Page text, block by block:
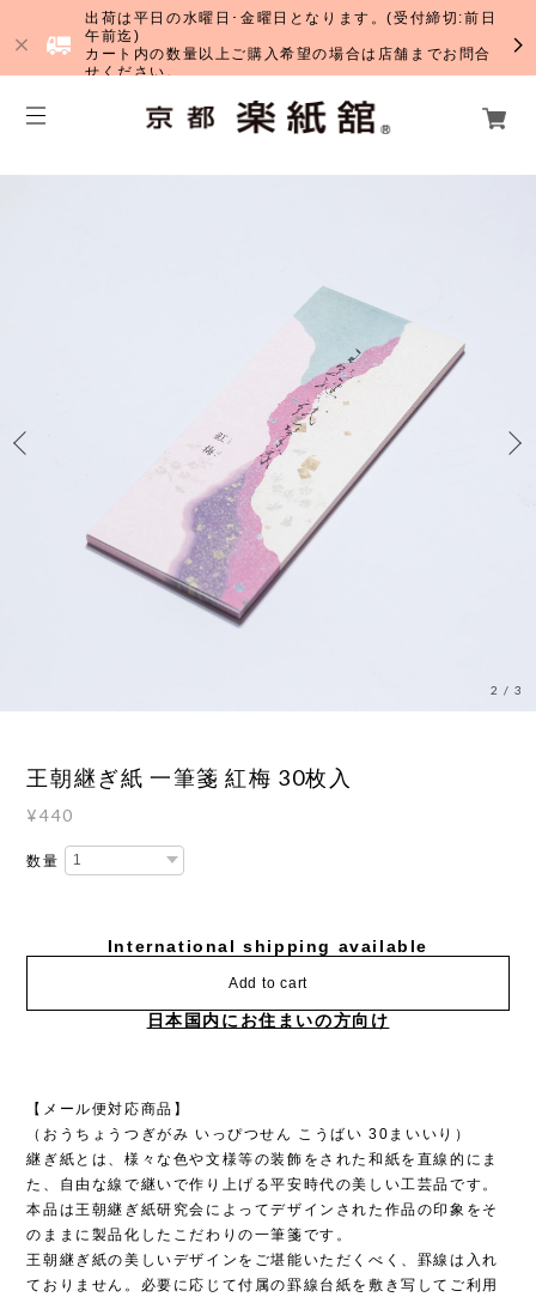
出荷は平日の水曜日･金曜日となります。(受付締切:前日
午前迄)
カート内の数量以上ご購入希望の場合は店舗までお問合
せください。
2 /3
王朝継ぎ紙 一筆箋 紅梅 30枚入
¥440
数量
International shipping available
Add to cart
日本国内にお住まいの方向け
【メール便対応商品】
（おうちょうつぎがみ いっぴつせん こうばい 30まいいり）
継ぎ紙とは、様々な色や文様等の装飾をされた和紙を直線的にま
た、自由な線で継いで作り上げる平安時代の美しい工芸品です。
本品は王朝継ぎ紙研究会によってデザインされた作品の印象をそ
のままに製品化したこだわりの一筆箋です。
王朝継ぎ紙の美しいデザインをご堪能いただくべく、罫線は入れ
ておりません。必要に応じて付属の罫線台紙を敷き写してご利用